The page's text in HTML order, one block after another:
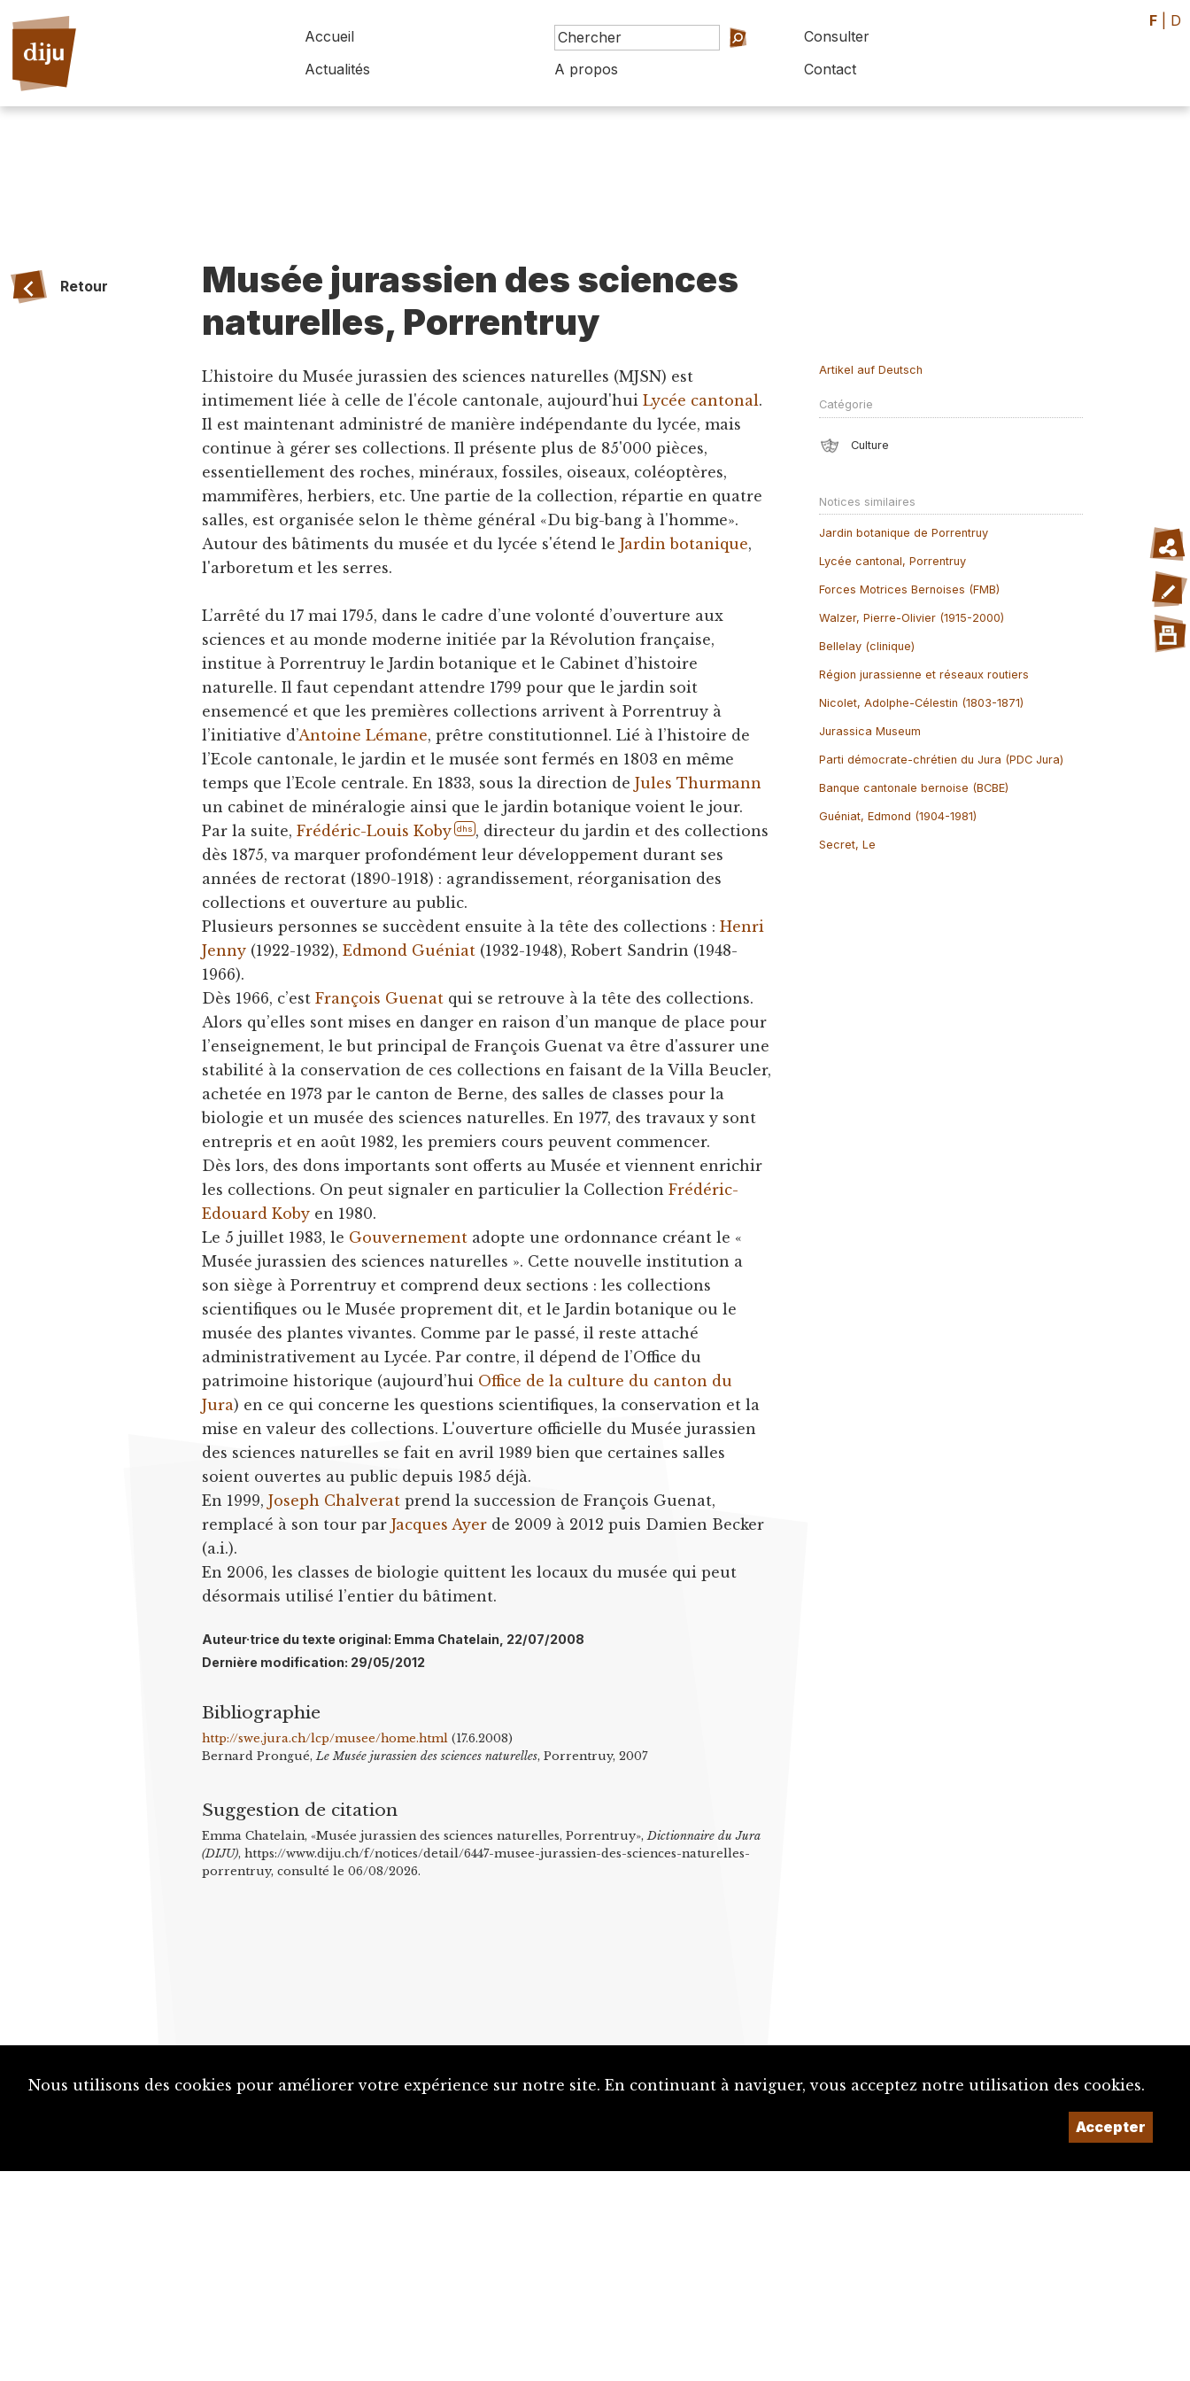
Accueil
Consulter
Actualités
A propos Contact
F D
Retour
Musée jurassien des sciences
naturelles, Porrentruy
L’histoire du Musée jurassien des sciences naturelles (MJSN) est
intimement liée à celle de l'école cantonale, aujourd'huiLycée cantonal.
Il est maintenant administré de manière indépendante du lycée, mais
continue à gérer ses collections. Il présente plus de 85'000 pièces,
essentiellement des roches, minéraux, fossiles, oiseaux, coléoptères,
mammifères, herbiers, etc. Une partie de la collection, répartie en quatre
salles, est organisée selon le thème général «Du big-bang à l'homme».
Autour des bâtiments du musée et du lycée s'étend leJardin botanique,
l'arboretum et les serres.
L’arrêté du 17 mai 1795, dans le cadre d’une volonté d’ouverture aux
sciences et au monde moderne initiée par la Révolution française,
institue à Porrentruy le Jardin botanique et le Cabinet d’histoire
naturelle. Il faut cependant attendre 1799 pour que le jardin soit
ensemencé et que les premières collections arrivent à Porrentruy à
l’initiative d’Antoine Lémane, prêtre constitutionnel. Lié à l’histoire de
l’Ecole cantonale, le jardin et le musée sont fermés en 1803 en même
temps que l’Ecole centrale. En 1833, sous la direction deJules Thurmann
un cabinet de minéralogie ainsi que le jardin botanique voient le jour.
Par la suite,Frédéric-Louis Koby dhs , directeur du jardin et des collections
dès 1875, va marquer profondément leur développement durant ses
années de rectorat (1890-1918) : agrandissement, réorganisation des
collections et ouverture au public.
Plusieurs personnes se succèdent ensuite à la tête des collections :Henri
Jenny (1922-1932),Edmond Guéniat (1932-1948), Robert Sandrin (1948-
1966).
Dès 1966, c’estFrançois Guenat qui se retrouve à la tête des collections.
Alors qu’elles sont mises en danger en raison d’un manque de place pour
l’enseignement, le but principal de François Guenat va être d'assurer une
stabilité à la conservation de ces collections en faisant de la Villa Beucler,
achetée en 1973 par le canton de Berne, des salles de classes pour la
biologie et un musée des sciences naturelles. En 1977, des travaux y sont
entrepris et en août 1982, les premiers cours peuvent commencer.
Dès lors, des dons importants sont offerts au Musée et viennent enrichir
les collections. On peut signaler en particulier la CollectionFrédéric-
Edouard Koby en 1980.
Le 5 juillet 1983, le Gouvernement adopte une ordonnance créant le «
Musée jurassien des sciences naturelles ». Cette nouvelle institution a
son siège à Porrentruy et comprend deux sections : les collections
scientifiques ou le Musée proprement dit, et le Jardin botanique ou le
musée des plantes vivantes. Comme par le passé, il reste attaché
administrativement au Lycée. Par contre, il dépend de l’Office du
patrimoine historique (aujourd’hui Office de la culture du canton du
Jura) en ce qui concerne les questions scientifiques, la conservation et la
mise en valeur des collections. L'ouverture officielle du Musée jurassien
des sciences naturelles se fait en avril 1989 bien que certaines salles
soient ouvertes au public depuis 1985 déjà.
En 1999,Joseph Chalverat prend la succession de François Guenat,
remplacé à son tour parJacques Ayer de 2009 à 2012 puis Damien Becker
(a.i.).
En 2006, les classes de biologie quittent les locaux du musée qui peut
désormais utilisé l’entier du bâtiment.
Auteur·trice du texte original: Emma Chatelain, 22/07/2008
Dernière modification: 29/05/2012
Bibliographie
http://swe.jura.ch/lcp/musee/home.html (17.6.2008)
Bernard Prongué,Le Musée jurassien des sciences naturelles, Porrentruy, 2007
Suggestion de citation
Emma Chatelain, «Musée jurassien des sciences naturelles, Porrentruy», Dictionnaire du Jura
(DIJU), https://www.diju.ch/f/notices/detail/6447-musee-jurassien-des-sciences-naturelles-
porrentruy, consulté le 06/08/2026.
Artikel auf Deutsch
Catégorie
Culture
Notices similaires
Jardin botanique de Porrentruy
Lycée cantonal, Porrentruy
Forces Motrices Bernoises (FMB)
Walzer, Pierre-Olivier (1915-2000)
Bellelay (clinique)
Région jurassienne et réseaux routiers
Nicolet, Adolphe-Célestin (1803-1871)
Jurassica Museum
Parti démocrate-chrétien du Jura (PDC Jura)
Banque cantonale bernoise (BCBE)
Guéniat, Edmond (1904-1981)
Secret, Le
Nous utilisons des cookies pour améliorer votre expérience sur notre site. En continuant à naviguer, vous acceptez notre utilisation des cookies.
Accepter